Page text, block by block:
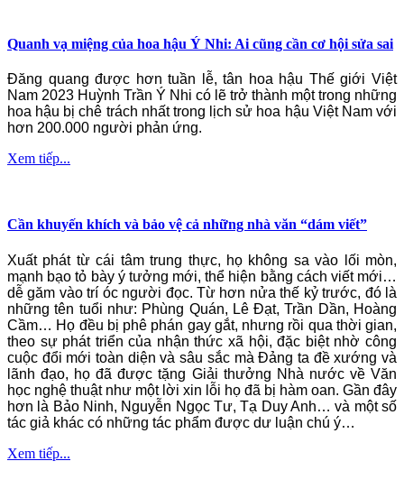
Quanh vạ miệng của hoa hậu Ý Nhi: Ai cũng cần cơ hội sửa sai
Đăng quang được hơn tuần lễ, tân hoa hậu Thế giới Việt
Nam 2023 Huỳnh Trần Ý Nhi có lẽ trở thành một trong những
hoa hậu bị chê trách nhất trong lịch sử hoa hậu Việt Nam với
hơn 200.000 người phản ứng.
Xem tiếp...
Cần khuyến khích và bảo vệ cả những nhà văn “dám viết”
Xuất phát từ cái tâm trung thực, họ không sa vào lối mòn,
mạnh bạo tỏ bày ý tưởng mới, thể hiện bằng cách viết mới…
dễ găm vào trí óc người đọc. Từ hơn nửa thế kỷ trước, đó là
những tên tuổi như: Phùng Quán, Lê Đạt, Trần Dần, Hoàng
Cầm… Họ đều bị phê phán gay gắt, nhưng rồi qua thời gian,
theo sự phát triển của nhận thức xã hội, đặc biệt nhờ công
cuộc đổi mới toàn diện và sâu sắc mà Đảng ta đề xướng và
lãnh đạo, họ đã được tặng Giải thưởng Nhà nước về Văn
học nghệ thuật như một lời xin lỗi họ đã bị hàm oan. Gần đây
hơn là Bảo Ninh, Nguyễn Ngọc Tư, Tạ Duy Anh… và một số
tác giả khác có những tác phẩm được dư luận chú ý…
Xem tiếp...